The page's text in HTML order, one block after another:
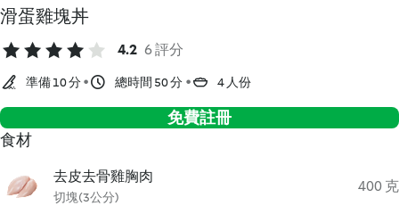
滑蛋雞塊丼
4.2 6 評分
準備 10 分 總時間 50 分 4 人份
免費註冊
食材
去皮去骨雞胸肉
切塊(3公分)
400 克